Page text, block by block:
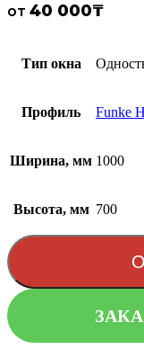
от 40 000₸
Тип окна
Профиль Funke
Ширина, мм 1000
Высота, мм 700